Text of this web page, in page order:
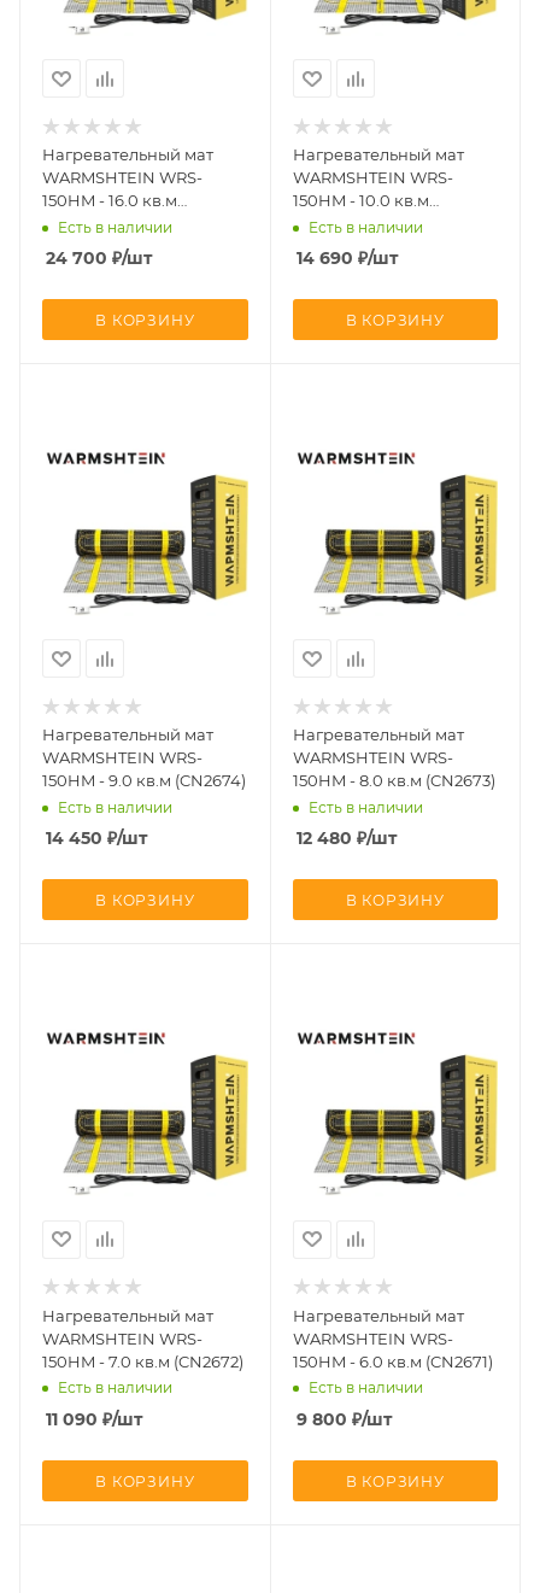
Нагревательный мат
WARMSHTEIN WRS-
150HM - 16.0 кв.м
(CN2676)
Есть в наличии
24 700 ₽/шт
В КОРЗИНУ
Нагревательный мат
WARMSHTEIN WRS-
150HM - 10.0 кв.м
(CN2675)
Есть в наличии
14 690 ₽/шт
В КОРЗИНУ
Нагревательный мат
WARMSHTEIN WRS-
150HM - 9.0 кв.м (CN2674)
Есть в наличии
14 450 ₽/шт
В КОРЗИНУ
Нагревательный мат
WARMSHTEIN WRS-
150HM - 8.0 кв.м (CN2673)
Есть в наличии
12 480 ₽/шт
В КОРЗИНУ
Нагревательный мат
WARMSHTEIN WRS-
150HM - 7.0 кв.м (CN2672)
Есть в наличии
11 090 ₽/шт
В КОРЗИНУ
Нагревательный мат
WARMSHTEIN WRS-
150HM - 6.0 кв.м (CN2671)
Есть в наличии
9 800 ₽/шт
В КОРЗИНУ